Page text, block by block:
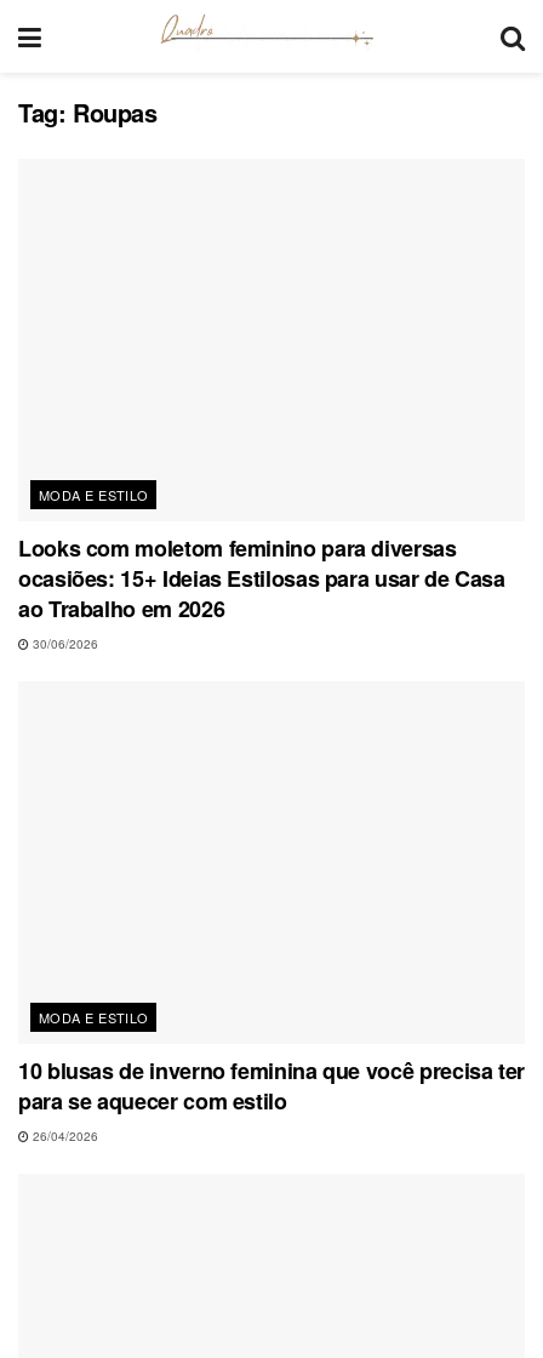
Tag: Roupas
MODA E ESTILO
Looks com moletom feminino para diversas
ocasiões: 15+ Ideias Estilosas para usar de Casa
ao Trabalho em 2026
30/06/2026
MODA E ESTILO
10 blusas de inverno feminina que você precisa ter
para se aquecer com estilo
26/04/2026